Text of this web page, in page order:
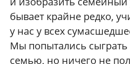
бывает крайне редко,
у нас у всех
Мы попытались
семью, но ничего не